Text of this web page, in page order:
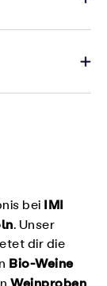
bei IMI
. Unser
dir die
Bio-Weine
Weinproben